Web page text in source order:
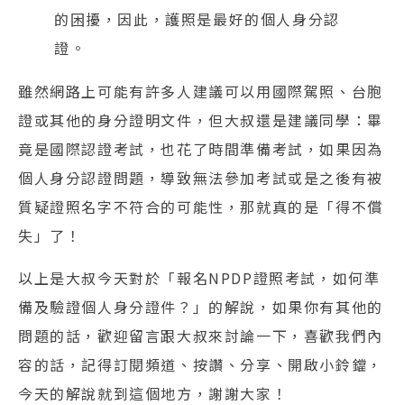
的困擾，因此，護照是最好的個人身分認
證。
雖然網路上可能有許多人建議可以用國際駕照、台胞
證或其他的身分證明文件，但大叔還是建議同學：畢
竟是國際認證考試，也花了時間準備考試，如果因為
個人身分認證問題，導致無法參加考試或是之後有被
質疑證照名字不符合的可能性，那就真的是「得不償
失」了！
以上是大叔今天對於「報名NPDP證照考試，如何準
備及驗證個人身分證件？」的解說，如果你有其他的
問題的話，歡迎留言跟大叔來討論一下，喜歡我們內
容的話，記得訂閱頻道、按讚、分享、開啟小鈴鐺，
今天的解說就到這個地方，謝謝大家！